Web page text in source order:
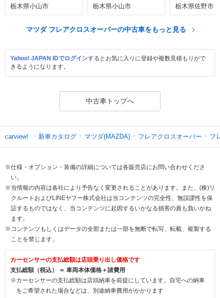
栃木県小山市 栃木県小山市 栃木県佐野市
マツダ フレアクロスオーバーの中古車をもっと見る
Yahoo! JAPAN IDでログインするとお気に入りに登録や複数見積もりがで
きるようになります。
中古車トップへ
carview! 新車カタログ マツダ(MAZDA) フレアクロスオーバー フ
※仕様・オプション・装備の詳細については各販売店にお問い合わせくださ
い。
※当情報の内容は各社により予告なく変更されることがあります。また、(株)リ
クルートおよびLINEヤフー株式会社は当コンテンツの完全性、無誤謬性を保
証するものではなく、当コンテンツに起因するいかなる損害の責も負いかね
ます。
※コンテンツもしくはデータの全部または一部を無断で転写、転載、複製する
ことを禁じます。
カーセンサーの支払総額は店頭乗り出し価格です
支払総額（税込） ＝ 車両本体価格＋諸費用
※カーセンサーの支払総額は店頭納車を前提にしています。自宅への納車
をご希望された場合などは、別途納車費用がかかります